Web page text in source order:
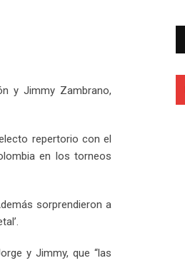
y Jimmy Zambrano,
repertorio con el
en los torneos
sorprendieron a
y Jimmy, que “las